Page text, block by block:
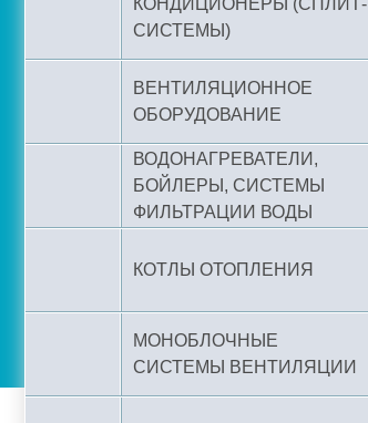
КОНДИЦИОНЕРЫ (СПЛИТ-
СИСТЕМЫ)
ВЕНТИЛЯЦИОННОЕ
ОБОРУДОВАНИЕ
ВОДОНАГРЕВАТЕЛИ,
БОЙЛЕРЫ, СИСТЕМЫ
ФИЛЬТРАЦИИ ВОДЫ
КОТЛЫ ОТОПЛЕНИЯ
МОНОБЛОЧНЫЕ
СИСТЕМЫ ВЕНТИЛЯЦИИ